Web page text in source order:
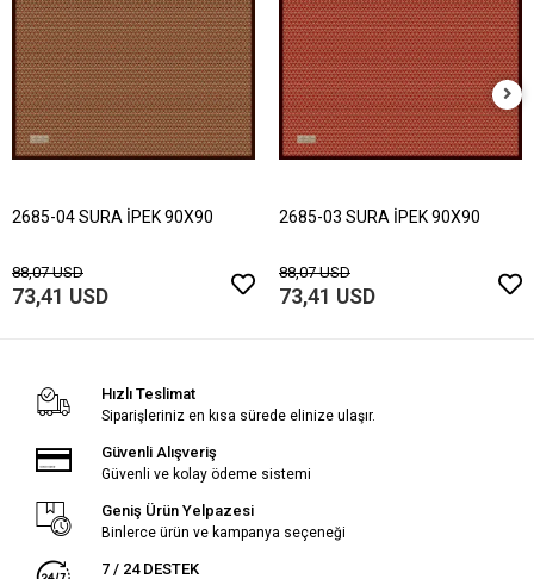
2685-04 SURA İPEK 90X90
88,07 USD
73,41 USD
2685-03 SURA İPEK 90X90
88,07 USD
73,41 USD
Hızlı Teslimat
Siparişleriniz en kısa sürede elinize ulaşır.
Güvenli Alışveriş
Güvenli ve kolay ödeme sistemi
Geniş Ürün Yelpazesi
Binlerce ürün ve kampanya seçeneği
7 / 24 DESTEK